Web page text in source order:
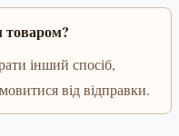
товаром?
інший спосіб,
від відправки.